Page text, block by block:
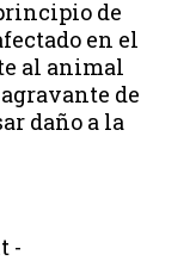
de
en el
al animal
de
daño a la
-